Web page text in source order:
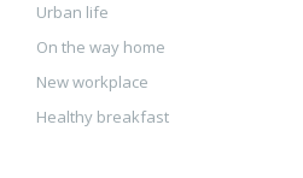
Urban life
On the way home
New workplace
Healthy breakfast